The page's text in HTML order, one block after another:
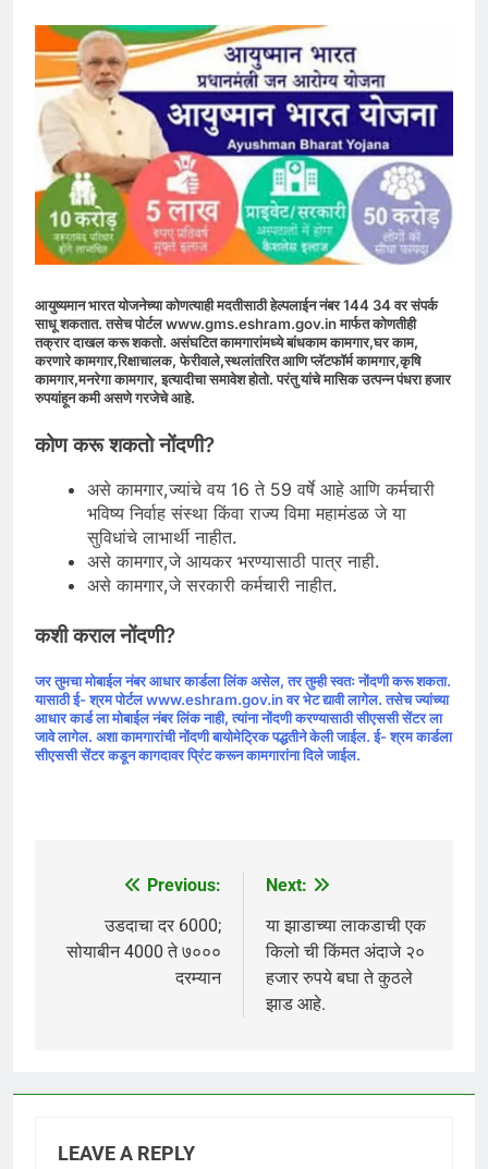
आयुष्यमान भारत योजनेच्या कोणत्याही मदतीसाठी हेल्पलाईन नंबर 144 34 वर संपर्क
साधू शकतात. तसेच पोर्टल www.gms.eshram.gov.in मार्फत कोणतीही
तक्रार दाखल करू शकतो. असंघटित कामगारांमध्ये बांधकाम कामगार,घर काम,
करणारे कामगार,रिक्षाचालक, फेरीवाले,स्थलांतरित आणि प्लॅटफॉर्म कामगार,कृषि
कामगार,मनरेगा कामगार, इत्यादीचा समावेश होतो. परंतु यांचे मासिक उत्पन्न पंधरा हजार
रुपयांहून कमी असणे गरजेचे आहे.
कोण करू शकतो नोंदणी?
असे कामगार,ज्यांचे वय 16 ते 59 वर्षे आहे आणि कर्मचारी
भविष्य निर्वाह संस्था किंवा राज्य विमा महामंडळ जे या
सुविधांचे लाभार्थी नाहीत.
असे कामगार,जे आयकर भरण्यासाठी पात्र नाही.
असे कामगार,जे सरकारी कर्मचारी नाहीत.
कशी कराल नोंदणी?
जर तुमचा मोबाईल नंबर आधार कार्डला लिंक असेल, तर तुम्ही स्वतः नोंदणी करू शकता.
यासाठी ई- श्रम पोर्टल www.eshram.gov.in वर भेट द्यावी लागेल. तसेच ज्यांच्या
आधार कार्ड ला मोबाईल नंबर लिंक नाही, त्यांना नोंदणी करण्यासाठी सीएससी सेंटर ला
जावे लागेल. अशा कामगारांची नोंदणी बायोमेट्रिक पद्धतीने केली जाईल. ई- श्रम कार्डला
सीएससी सेंटर कडून कागदावर प्रिंट करून कामगारांना दिले जाईल.
navigation
Previous:
उडदाचा दर 6000;
सोयाबीन 4000 ते ७०००
दरम्यान
Next:
या झाडाच्या लाकडाची एक
किलो ची किंमत अंदाजे २०
हजार रुपये बघा ते कुठले
झाड आहे.
LEAVE A REPLY